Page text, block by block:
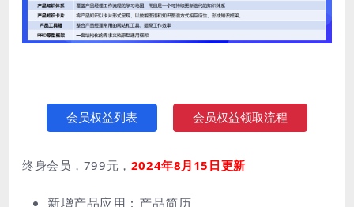
会员权益列表 会员权益领取流程
终身会员，799元， 2024年8月15日更新
新增产品应用：产品简历